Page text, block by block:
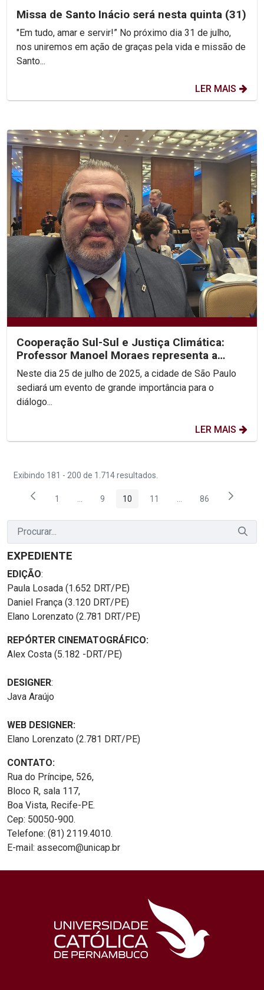
Missa de Santo Inácio será nesta quinta (31)
"Em tudo, amar e servir!” No próximo dia 31 de julho,
nos uniremos em ação de graças pela vida e missão de
Santo...
LER MAIS
Cooperação Sul-Sul e Justiça Climática:
Professor Manoel Moraes representa a
UNICAP em sua 2ª...
Neste dia 25 de julho de 2025, a cidade de São Paulo
sediará um evento de grande importância para o
diálogo...
LER MAIS
Exibindo 181 - 200 de 1.714 resultados.
Página
1 Páginas intermediárias Usar ABA para navegar.
Página
9 Página
10 Página
11 PáginasPágina
86
EXPEDIENTE
EDIÇÃO:
Paula Losada (1.652 DRT/PE)
Daniel França (3.120 DRT/PE)
Elano Lorenzato (2.781 DRT/PE)
REPÓRTER CINEMATOGRÁFICO:
Alex Costa (5.182 -DRT/PE)
DESIGNER:
Java Araújo
WEB DESIGNER:
Elano Lorenzato (2.781 DRT/PE)
CONTATO:
Rua do Príncipe, 526,
Bloco R, sala 117,
Boa Vista, Recife-PE.
Cep: 50050-900.
Telefone: (81) 2119.4010.
E-mail: assecom@unicap.br